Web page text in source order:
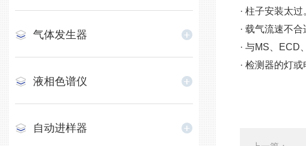
气体发生器
液相色谱仪
自动进样器
· 柱子安装太过
· 载气流速不
· 与MS、ECD
· 检测器的灯或